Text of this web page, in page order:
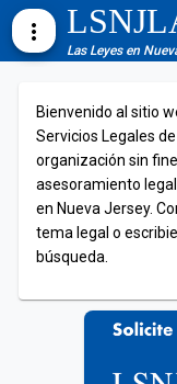
more_vert
Las Leyes en
Bienvenido al sitio
Servicios Legales
organización sin
asesoramiento
en Nueva Jersey.
tema legal o
búsqueda.